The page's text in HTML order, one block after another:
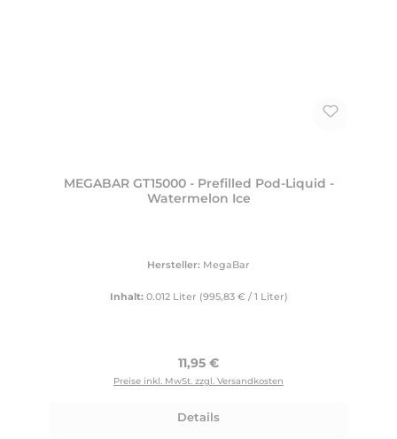
MEGABAR GT15000 - Prefilled Pod-Liquid -
Watermelon Ice
Hersteller: MegaBar
Inhalt: 0.012 Liter (995,83 € / 1 Liter)
Regulärer Preis:
11,95 €
Preise inkl. MwSt. zzgl. Versandkosten
Details